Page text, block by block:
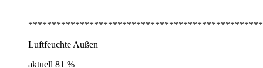
Luftfeuchte Außen
aktuell 81 %